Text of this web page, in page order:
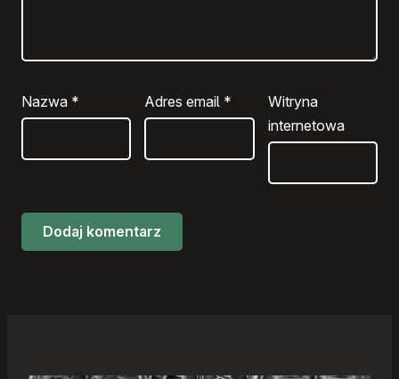
Nazwa * Adres email *
Witryna
internetowa